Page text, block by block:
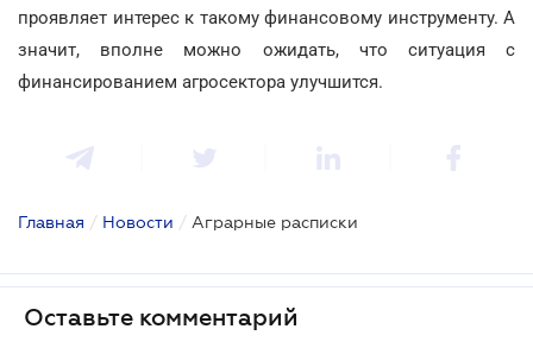
проявляет интерес к такому финансовому инструменту. А
значит, вполне можно ожидать, что ситуация с
финансированием агросектора улучшится.
Главная / Новости / Аграрные расписки
Оставьте комментарий